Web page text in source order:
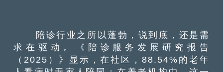
陪诊行业之所以蓬勃，说到底，还是需
求在驱动。
《陪诊服务发展研究报告
（2025）》显示，在社区，88.54%的老年